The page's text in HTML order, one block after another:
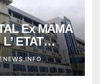
Ex MAMA
ETAT